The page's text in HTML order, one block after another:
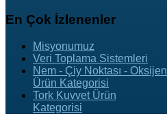
En Çok İzlenenler
Misyonumuz
Veri Toplama Sistemleri
Nem - Çiy Noktası - Oksijen
Ürün Kategorisi
Tork Kuvvet Ürün
Kategorisi